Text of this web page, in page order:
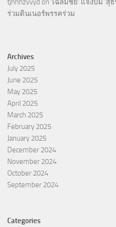
tjhhhzvvyd on ‘เฉลิมชัย’ แจงปม ‘
ร่วมดินเนอร์พรรคร่วม
Archives
July 2025
June 2025
May 2025
April 2025
March 2025
February 2025
January 2025
December 2024
November 2024
October 2024
September 2024
Categories